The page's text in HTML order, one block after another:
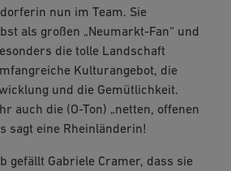
nun im Team. Sie
als großen „Neumarkt-Fan“ und
die tolle Landschaft
Kulturangebot, die
und die Gemütlichkeit.
auch die (O-Ton) „netten, offenen
sagt eine Rheinländerin!
gefällt Gabriele Cramer, dass sie